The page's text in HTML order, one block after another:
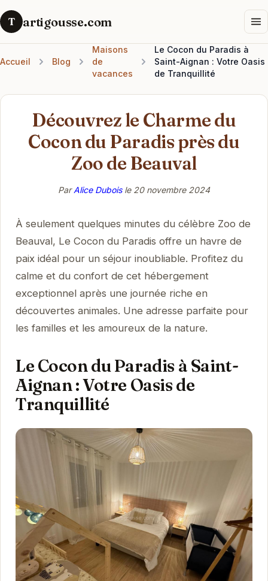
T artigousse.com
Accueil Blog
Maisons
de
vacances
Le Cocon du Paradis à
Saint-Aignan : Votre Oasis
de Tranquillité
Découvrez le Charme du
Cocon du Paradis près du
Zoo de Beauval
ParAlice Duboisle 20 novembre 2024
À seulement quelques minutes du célèbre Zoo de
Beauval, Le Cocon du Paradis offre un havre de
paix idéal pour un séjour inoubliable. Profitez du
calme et du confort de cet hébergement
exceptionnel après une journée riche en
découvertes animales. Une adresse parfaite pour
les familles et les amoureux de la nature.
Le Cocon du Paradis à Saint-
Aignan : Votre Oasis de
Tranquillité